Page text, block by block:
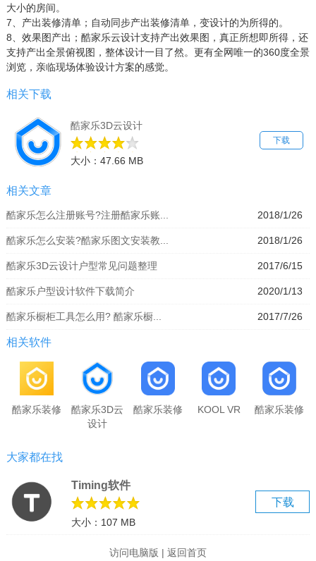
大小的房间。
7、产出装修清单；自动同步产出装修清单，变设计的为所得的。
8、效果图产出；酷家乐云设计支持产出效果图，真正所想即所得，还
支持产出全景俯视图，整体设计一目了然。更有全网唯一的360度全景
浏览，亲临现场体验设计方案的感觉。
相关下载
下载
酷家乐3D云设计
大小：47.66 MB
相关文章
2018/1/26
酷家乐怎么注册账号?注册酷家乐账...
2018/1/26
酷家乐怎么安装?酷家乐图文安装教...
2017/6/15
酷家乐3D云设计户型常见问题整理
2020/1/13
酷家乐户型设计软件下载简介
2017/7/26
酷家乐橱柜工具怎么用? 酷家乐橱...
相关软件
酷家乐装修
酷家乐3D云
设计
酷家乐装修 KOOL VR 酷家乐装修
大家都在找
下载
Timing软件
大小：107 MB
访问电脑版 | 返回首页